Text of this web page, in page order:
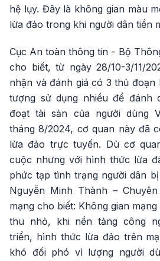
hệ lụy. Đây là không gian màu
lừa đảo trong khi người dân tiền
Cục An toàn thông tin - Bộ
cho biết, từ ngày 28/10-3/11/
nhận và đánh giá có 3 thủ
tượng sử dụng nhiều để đánh
đoạt tài sản của người dùng
tháng 8/2024, cơ quan này đã
lừa đảo trực tuyến. Dù cơ
cuộc nhưng với hình thức lừa
phức tạp tình trạng người dân
Nguyễn Minh Thành –
mạng cho biết: Không gian
thu nhỏ, khi nền tảng công
triển, hình thức lừa đảo trên
khó đối phó vì lượng người